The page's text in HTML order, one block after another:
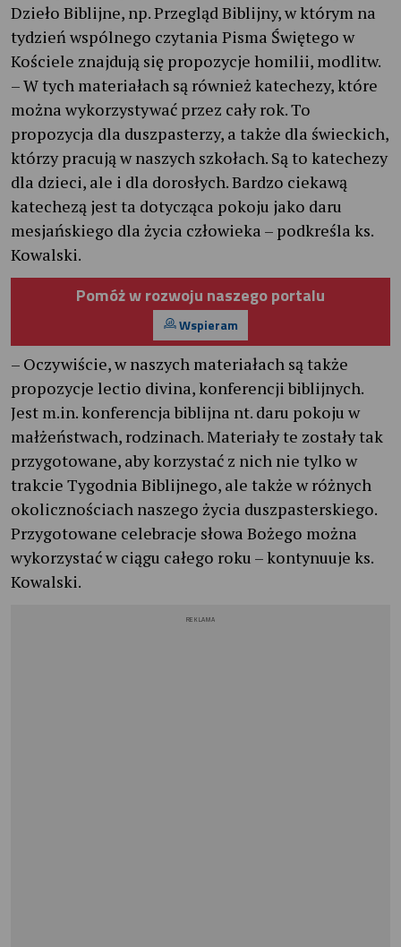
Dzieło Biblijne, np. Przegląd Biblijny, w którym na
tydzień wspólnego czytania Pisma Świętego w
Kościele znajdują się propozycje homilii, modlitw.
– W tych materiałach są również katechezy, które
można wykorzystywać przez cały rok. To
propozycja dla duszpasterzy, a także dla świeckich,
którzy pracują w naszych szkołach. Są to katechezy
dla dzieci, ale i dla dorosłych. Bardzo ciekawą
katechezą jest ta dotycząca pokoju jako daru
mesjańskiego dla życia człowieka – podkreśla ks.
Kowalski.
Pomóż w rozwoju naszego portalu
Wspieram
– Oczywiście, w naszych materiałach są także
propozycje lectio divina, konferencji biblijnych.
Jest m.in. konferencja biblijna nt. daru pokoju w
małżeństwach, rodzinach. Materiały te zostały tak
przygotowane, aby korzystać z nich nie tylko w
trakcie Tygodnia Biblijnego, ale także w różnych
okolicznościach naszego życia duszpasterskiego.
Przygotowane celebracje słowa Bożego można
wykorzystać w ciągu całego roku – kontynuuje ks.
Kowalski.
REKLAMA